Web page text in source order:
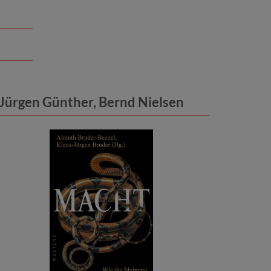
Günther, Bernd Nielsen